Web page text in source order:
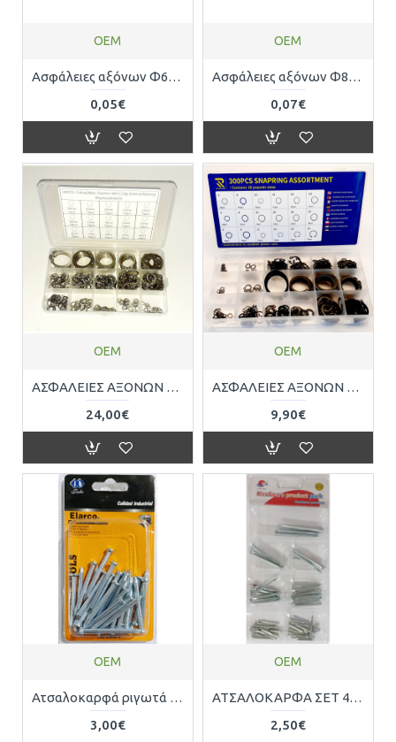
OEM
Ασφάλειες αξόνων Φ6 DIN471 0471200006
0,05€
OEM
Ασφάλειες αξόνων Φ8 DIN471 0471200008
0,07€
OEM
ΑΣΦΑΛΕΙΕΣ ΑΞΟΝΩΝ ΣΕΤ 265ΤΕΜ ΑΝΟΞΕΙΔΩΤΕΣ OEM 131218
24,00€
OEM
ΑΣΦΑΛΕΙΕΣ ΑΞΟΝΩΝ ΣΕΤ 300ΤΕΜ DIN471 OEM 131217
9,90€
OEM
Ατσαλοκαρφά ριγωτά 3,5x50 30τεμ. OEM 717110
3,00€
OEM
ΑΤΣΑΛΟΚΑΡΦΑ ΣΕΤ 45τεμ. 25378Μ
2,50€